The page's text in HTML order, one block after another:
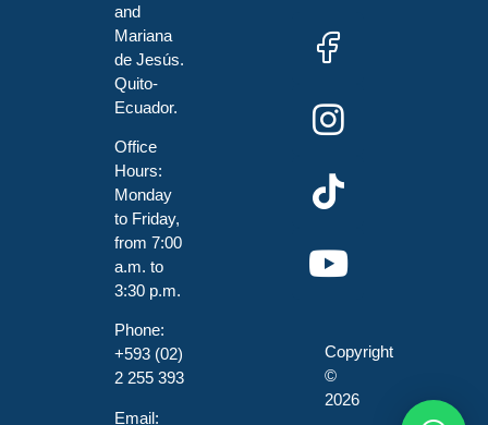
and
Mariana
de Jesús.
Quito-
Ecuador.
Office
Hours:
Monday
to Friday,
from 7:00
a.m. to
3:30 p.m.
Phone:
+593 (02)
2 255 393
Email:
Copyright
©
2026